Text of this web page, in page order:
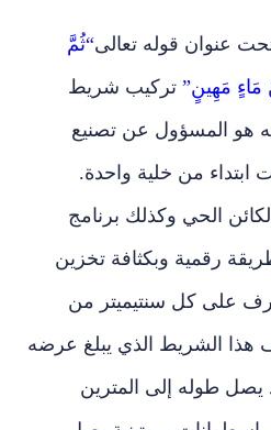
عنوان قوله تعالى“ثُمَّ
مَهِينٍ” تركيب شريط
هو المسؤول عن تصنيع
ابتداء من خلية واحدة.
الحي وكذلك برنامج
رقمية وبكثافة تخزين
على كل سنتيميتر من
الشريط الذي يبلغ عرضه
يصل طوله إلى المترين